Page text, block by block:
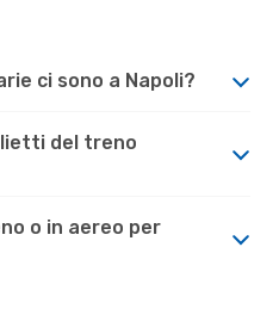
ci sono a Napoli?
del treno
o in aereo per